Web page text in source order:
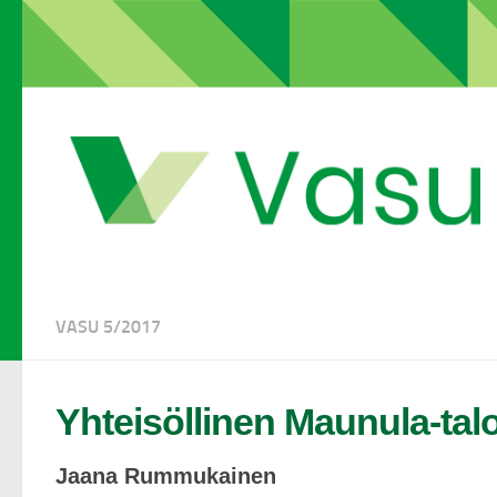
VASU 5/2017
Yhteisöllinen Maunula-
Jaana Rummukainen